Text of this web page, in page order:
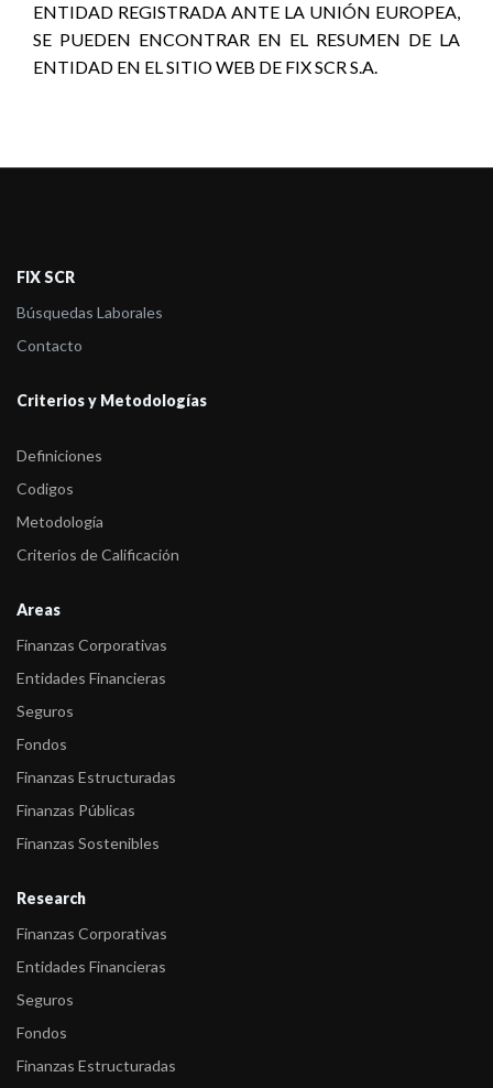
ENTIDAD REGISTRADA ANTE LA UNIÓN EUROPEA,
SE PUEDEN ENCONTRAR EN EL RESUMEN DE LA
ENTIDAD EN EL SITIO WEB DE FIX SCR S.A.
FIX SCR
Búsquedas Laborales
Contacto
Criterios y Metodologías
Definiciones
Codigos
Metodología
Criterios de Calificación
Areas
Finanzas Corporativas
Entidades Financieras
Seguros
Fondos
Finanzas Estructuradas
Finanzas Públicas
Finanzas Sostenibles
Research
Finanzas Corporativas
Entidades Financieras
Seguros
Fondos
Finanzas Estructuradas